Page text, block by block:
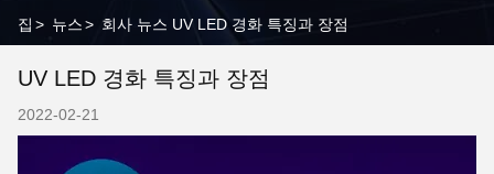
집 > 뉴스> 회사 뉴스 UV LED 경화 특징과 장점
UV LED 경화 특징과 장점
2022-02-21